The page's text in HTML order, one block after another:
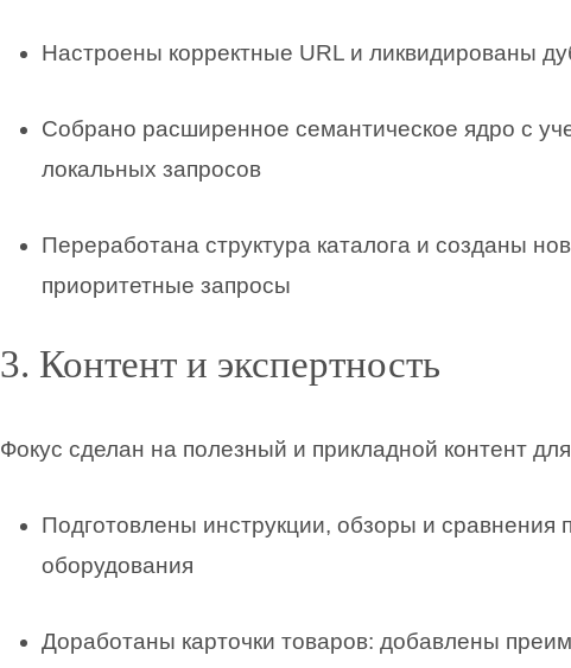
Настроены корректные URL и ликвидированы
Собрано расширенное семантическое ядро с
локальных запросов
Переработана структура каталога и созданы
приоритетные запросы
3. Контент и экспертность
Фокус сделан на полезный и прикладной контент
Подготовлены инструкции, обзоры и сравнения
оборудования
Доработаны карточки товаров: добавлены